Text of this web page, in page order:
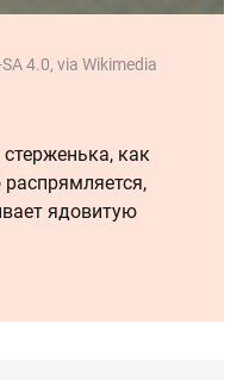
4.0, via Wikimedia
как
ядовитую